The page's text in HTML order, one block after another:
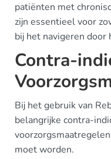
patiënten met
zijn essentieel voor
bij het navigeren door
Contra-
Bij het gebruik van
belangrijke contra-
moet worden.